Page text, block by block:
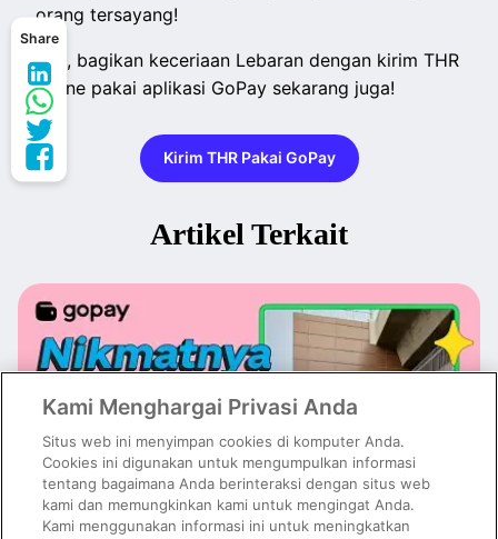
Share
orang tersayang!
Yuk, bagikan keceriaan Lebaran dengan kirim THR
online pakai aplikasi GoPay sekarang juga!
Kirim THR Pakai GoPay
Artikel Terkait
Kami Menghargai Privasi Anda
Situs web ini menyimpan cookies di komputer Anda.
Cookies ini digunakan untuk mengumpulkan informasi
tentang bagaimana Anda berinteraksi dengan situs web
kami dan memungkinkan kami untuk mengingat Anda.
Kami menggunakan informasi ini untuk meningkatkan